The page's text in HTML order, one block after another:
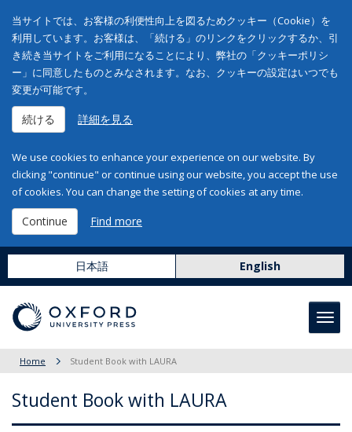
当サイトでは、お客様の利便性向上を図るためクッキー（Cookie）を
利用しています。お客様は、「続ける」のリンクをクリックするか、引
き続き当サイトをご利用になることにより、弊社の「クッキーポリシ
ー」に同意したものとみなされます。なお、クッキーの設定はいつでも
変更が可能です。
続ける 詳細を見る
We use cookies to enhance your experience on our website. By
clicking "continue" or continue using our website, you accept the use
of cookies. You can change the setting of cookies at any time.
Continue Find more
日本語 English
Home Student Book with LAURA
Student Book with LAURA